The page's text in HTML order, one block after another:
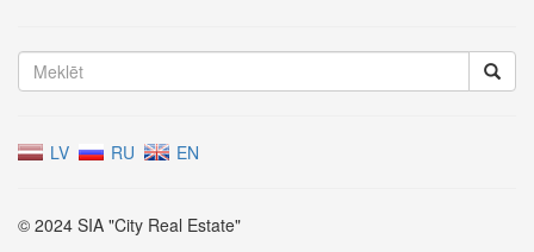
LV RU EN
© 2024 SIA "City Real Estate"